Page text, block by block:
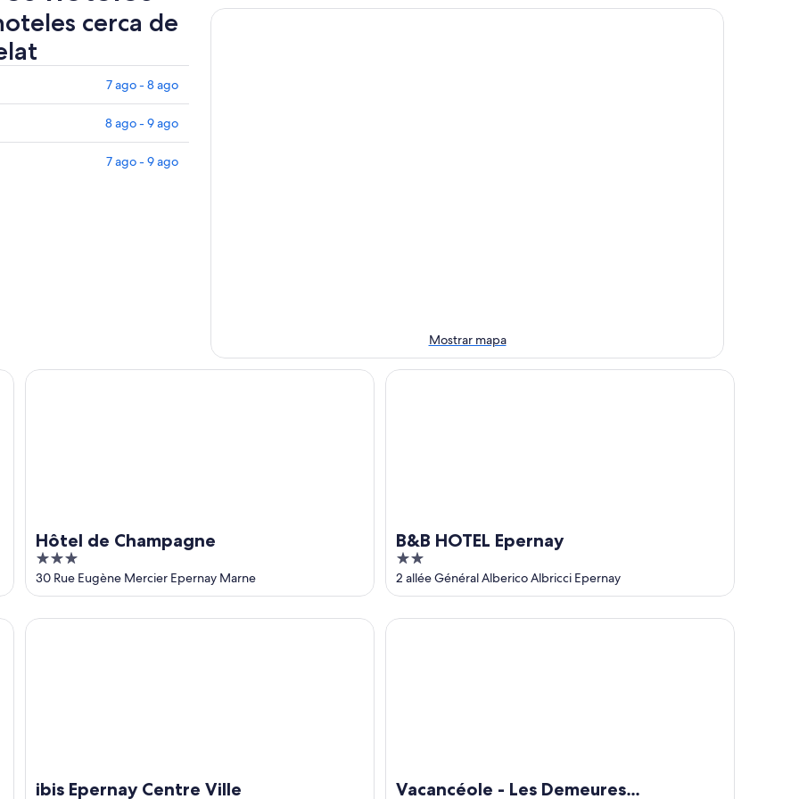
cerca de
7 ago - 8 ago
8 ago - 9 ago
7 ago - 9 ago
Mostrar mapa
Hôtel de Champagne
3
out
of
5
30 Rue Eugène Mercier Epernay Marne
Hôtel de Champagne
B&B HOTEL Epernay
2
out
of
5
2 allée Général Alberico Albricci Epernay
B&B HOTEL Epernay
ibis Epernay Centre Ville
ibis Epernay Centre Ville
Vacancéole - Les Demeures
Vacancéole - Les Demeures Champenoises